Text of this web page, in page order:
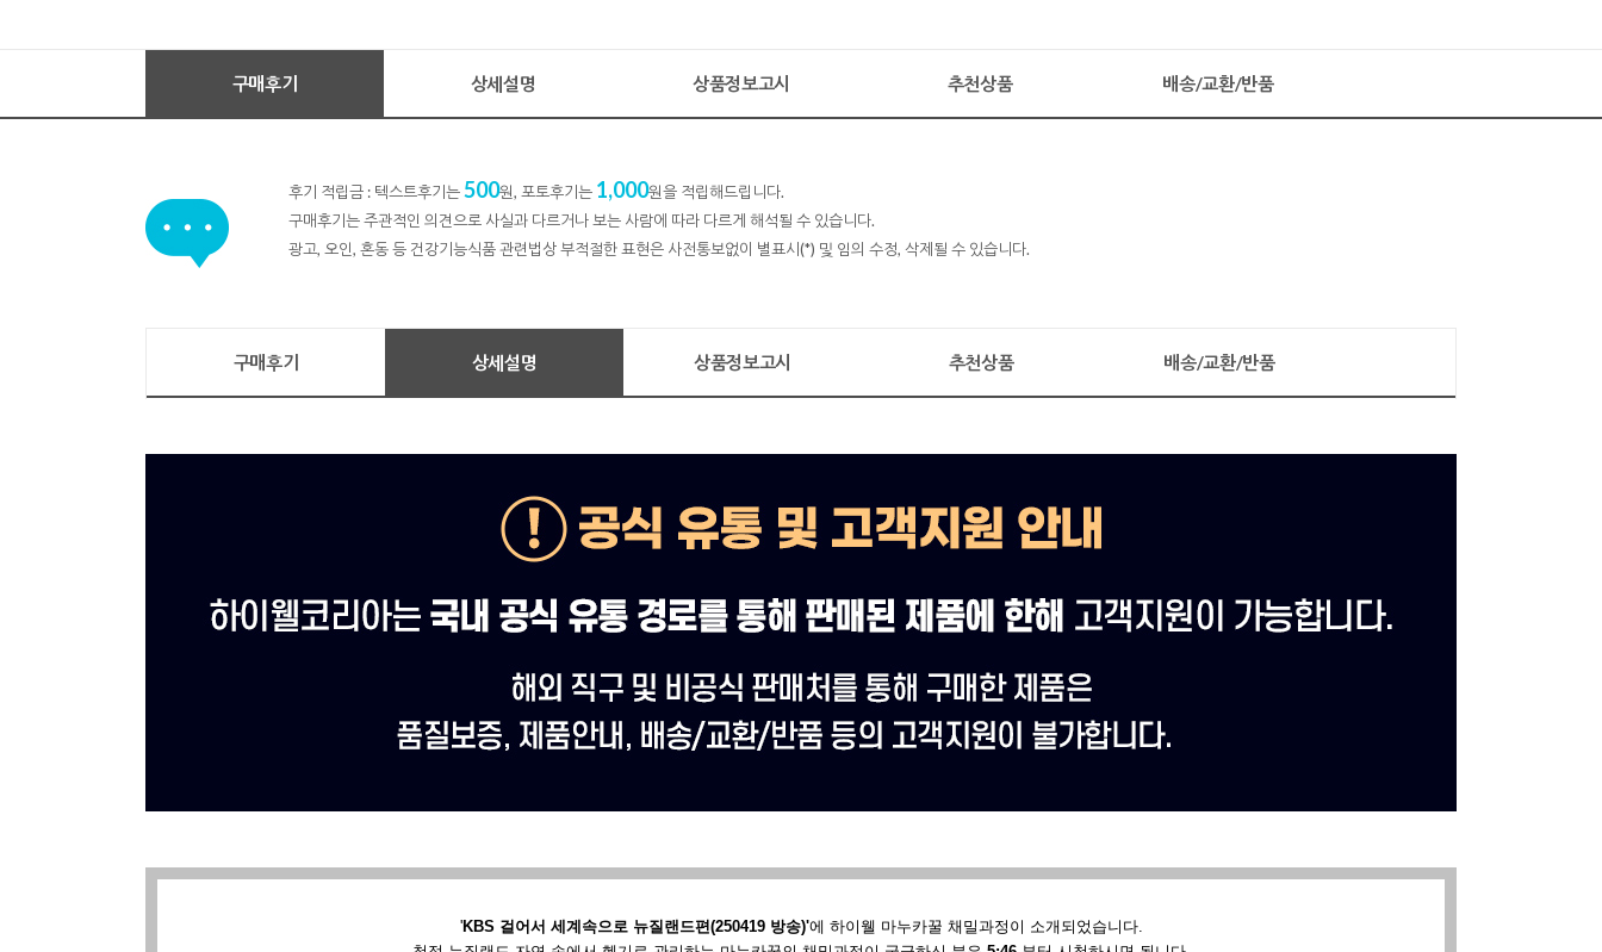
구매후기 상세설명 상품정보고시 추천상품 배송/교환/반품
후기 적립금 : 텍스트후기는500원, 포토후기는 1,000원을 적립해드립니다.
구매후기는 주관적인 의견으로 사실과 다르거나 보는 사람에 따라 다르게 해석될 수 있습니다.
광고, 오인, 혼동 등 건강기능식품 관련법상 부적절한 표현은 사전통보없이 별표시(*) 및 임의 수정, 삭제될 수 있습니다.
구매후기 상세설명 상품정보고시 추천상품 배송/교환/반품
'KBS 걸어서 세계속으로 뉴질랜드편(250419 방송)'에 하이웰 마누카꿀 채밀과정이 소개되었습니다.